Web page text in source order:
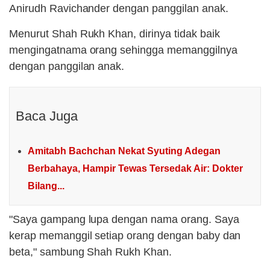
Anirudh Ravichander dengan panggilan anak.
Menurut Shah Rukh Khan, dirinya tidak baik
mengingatnama orang sehingga memanggilnya
dengan panggilan anak.
Baca Juga
Amitabh Bachchan Nekat Syuting Adegan
Berbahaya, Hampir Tewas Tersedak Air: Dokter
Bilang...
"Saya gampang lupa dengan nama orang. Saya
kerap memanggil setiap orang dengan baby dan
beta," sambung Shah Rukh Khan.